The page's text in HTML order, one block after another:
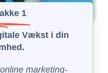
1
Vækst i din
marketing-